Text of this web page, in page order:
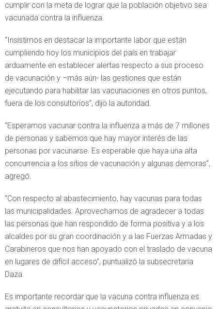
cumplir con la meta de lograr que la población objetivo sea
vacunada contra la influenza.
“Insistimos en destacar la importante labor que están
cumpliendo hoy los municipios del país en trabajar
arduamente en establecer alertas respecto a sus proceso
de vacunación y –más aún- las gestiones que están
ejecutando para habilitar las vacunaciones en otros puntos,
fuera de los consultorios”, dijo la autoridad.
“Esperamos vacunar contra la influenza a más de 7 millones
de personas y sabemos que hay mayor interés de las
personas por vacunarse. Es esperable que haya una alta
concurrencia a los sitios de vacunación y algunas demoras”,
agregó.
“Con respecto al abastecimiento, hay vacunas para todas
las municipalidades. Aprovechamos de agradecer a todas
las personas que han respondido de forma positiva y a los
alcaldes por su gran coordinación y a las Fuerzas Armadas y
Carabineros que nos han apoyado con el traslado de vacuna
en lugares de difícil acceso”, puntualizó la subsecretaria
Daza.
Es importante recordar que la vacuna contra influenza es